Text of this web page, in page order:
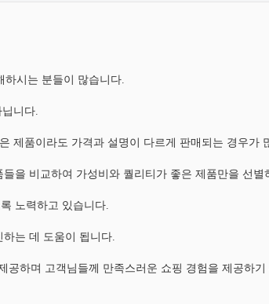
시는 분들이 많습니다.
니다.
제품이라도 가격과 설명이 다르게 판매되는 경우가
을 비교하여 가성비와 퀄리티가 좋은 제품만을 선별
노력하고 있습니다.
는 데 도움이 됩니다.
하며 고객님들께 만족스러운 쇼핑 경험을 제공하기